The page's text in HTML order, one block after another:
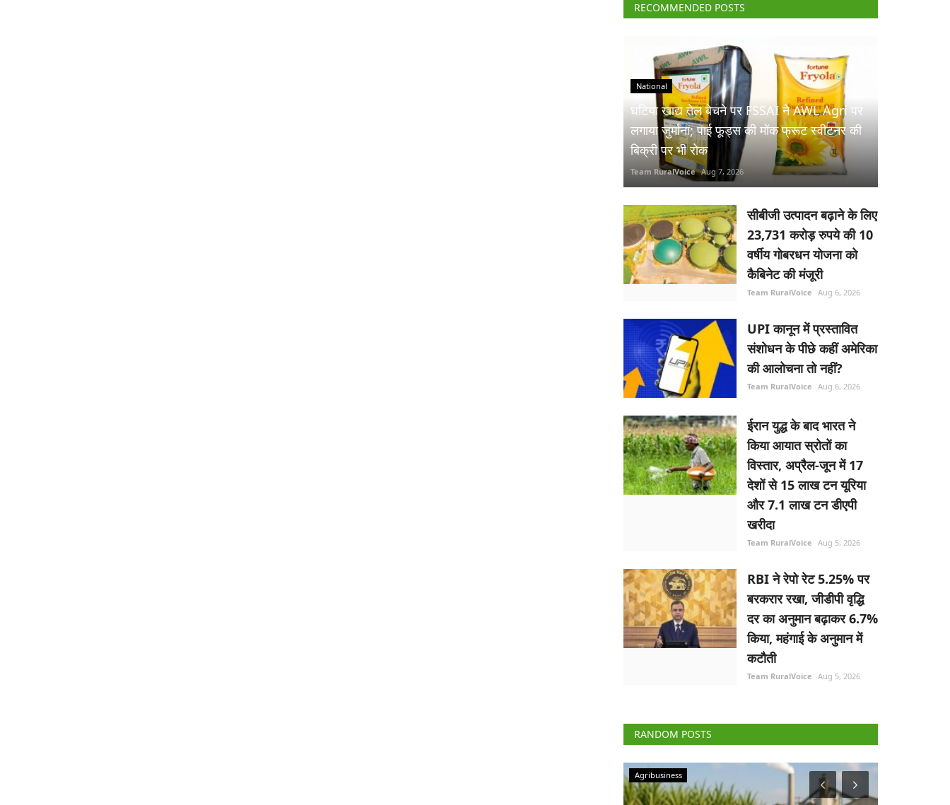
RECOMMENDED POSTS
National
घटिया खाद्य तेल बेचने पर FSSAI ने AWL Agri पर
लगाया जुर्माना; पाई फूड्स की मोंक फ्रूट स्वीटनर की
बिक्री पर भी रोक
Team RuralVoice Aug 7, 2026
सीबीजी उत्पादन बढ़ाने के लिए
23,731 करोड़ रुपये की 10
वर्षीय गोबरधन योजना को
कैबिनेट की मंजूरी
Team RuralVoice Aug 6, 2026
UPI कानून में प्रस्तावित
संशोधन के पीछे कहीं अमेरिका
की आलोचना तो नहीं?
Team RuralVoice Aug 6, 2026
ईरान युद्ध के बाद भारत ने
किया आयात स्रोतों का
विस्तार, अप्रैल-जून में 17
देशों से 15 लाख टन यूरिया
और 7.1 लाख टन डीएपी
खरीदा
Team RuralVoice Aug 5, 2026
RBI ने रेपो रेट 5.25% पर
बरकरार रखा, जीडीपी वृद्धि
दर का अनुमान बढ़ाकर 6.7%
किया, महंगाई के अनुमान में
कटौती
Team RuralVoice Aug 5, 2026
RANDOM POSTS
Politics